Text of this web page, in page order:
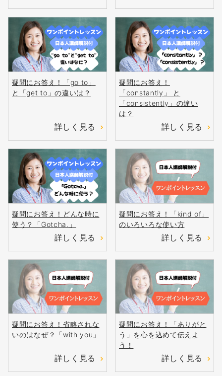
疑問にお答え！「go to」
と「get to」の違いは？
詳しく見る
疑問にお答え！
「constantly」 と
「consistently」の違い
は？
詳しく見る
疑問にお答え！どんな時に
使う？「Gotcha.」
詳しく見る
疑問にお答え！「kind of」
のいろいろな使い方
詳しく見る
疑問にお答え！省略されな
いのはなぜ？「with you」
詳しく見る
疑問にお答え！「ありがと
う」を心を込めて伝えよ
う！
詳しく見る